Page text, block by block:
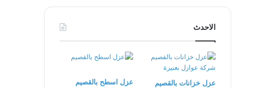
الاحدث
عزل خزانات بالقصيم عزل اسطح بالقصيم